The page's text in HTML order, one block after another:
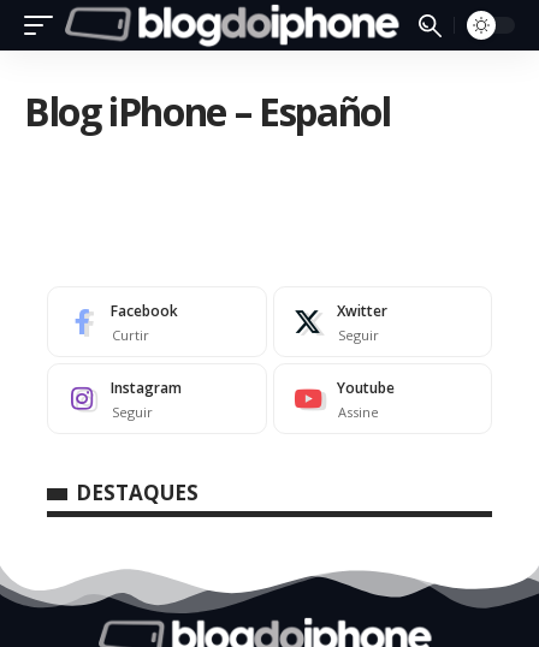
Blog iPhone – Español
Facebook
Curtir
Xwitter
Seguir
Instagram
Seguir
Youtube
Assine
DESTAQUES